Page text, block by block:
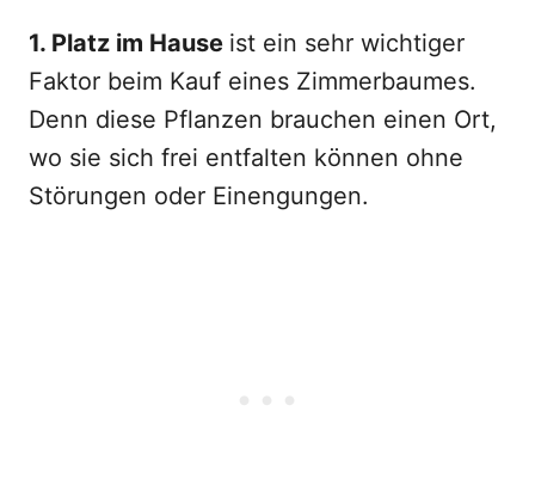
1. Platz im Hause ist ein sehr wichtiger
Faktor beim Kauf eines Zimmerbaumes.
Denn diese Pflanzen brauchen einen Ort,
wo sie sich frei entfalten können ohne
Störungen oder Einengungen.